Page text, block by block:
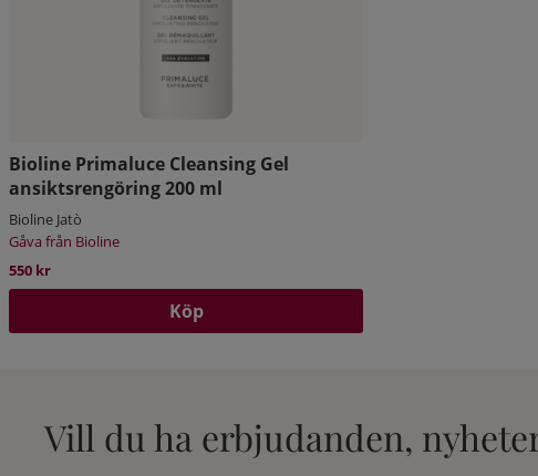
Bioline Primaluce Cleansing Gel
ansiktsrengöring 200 ml
Bioline Jatò
Gåva från Bioline
550 kr
Köp
Vill du ha erbjudanden,